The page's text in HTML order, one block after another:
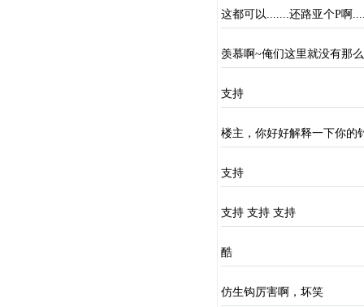
这都可以.......还路亚个P啊
羡慕啊~俺们这里就没有那
支持
楼主，你好好解释一下你的
支持
支持 支持 支持
酷
仿生钩厉害啊，坏笑